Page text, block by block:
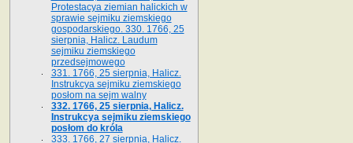
Protestacya ziemian halickich w
sprawie sejmiku ziemskiego
gospodarskiego. 330. 1766, 25
sierpnia, Halicz. Laudum
sejmiku ziemskiego
przedsejmowego
331. 1766, 25 sierpnia, Halicz.
Instrukcya sejmiku ziemskiego
posłom na sejm walny
332. 1766, 25 sierpnia, Halicz.
Instrukcya sejmiku ziemskiego
posłom do króla
333. 1766, 27 sierpnia, Halicz.